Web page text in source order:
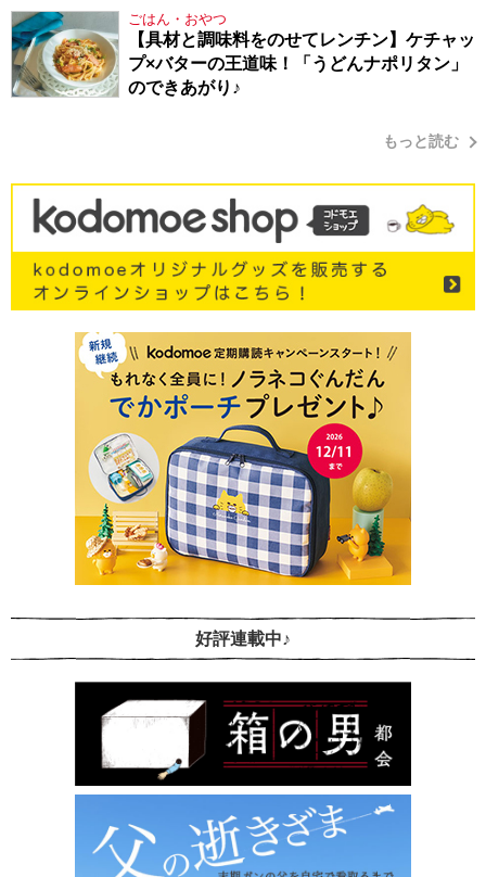
ごはん・おやつ
【具材と調味料をのせてレンチン】ケチャッ
プ×バターの王道味！「うどんナポリタン」
のできあがり♪
もっと読む
好評連載中♪